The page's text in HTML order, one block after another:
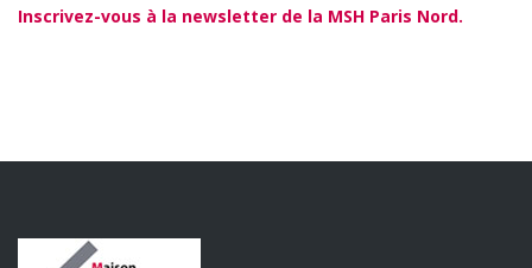
Inscrivez-vous à la newsletter de la MSH Paris Nord.